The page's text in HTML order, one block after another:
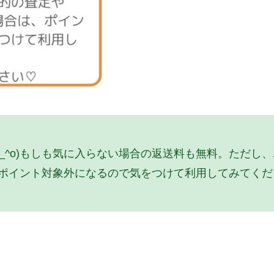
もしも気に入らない場合の返送料も無料。ただし
イント対象外になるので気をつけて利用してみてくだ